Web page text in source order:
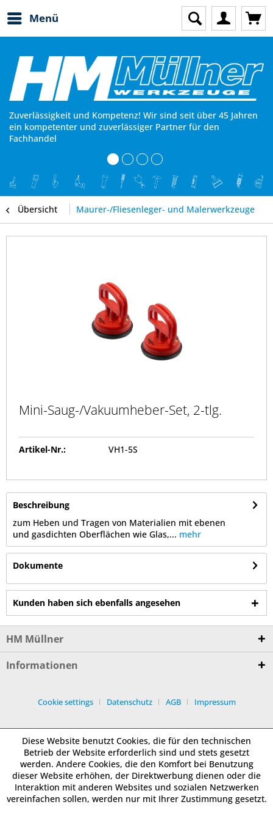
Menü
Zuverlässigkeit und Kompetenz! Wir sind seit über 45 Jahren
ein kompetenter und zuverlässiger Partner für den
Fachhandel
Übersicht Maurer-/Fliesenleger- und Malerwerkzeuge
Mini-Saug-/Vakuumheber-Set, 2-tlg.
Artikel-Nr.: VH1-5S
Beschreibung
zum Heben und Tragen von Materialien mit ebenen
und gasdichten Oberflächen wie Glas,... mehr
Dokumente
Kunden haben sich ebenfalls angesehen
HM Müllner
Informationen
Cookie settings Datenschutz AGB Impressum
Diese Website benutzt Cookies, die für den technischen
Betrieb der Website erforderlich sind und stets gesetzt
werden. Andere Cookies, die den Komfort bei Benutzung
dieser Website erhöhen, der Direktwerbung dienen oder die
Interaktion mit anderen Websites und sozialen Netzwerken
vereinfachen sollen, werden nur mit Ihrer Zustimmung gesetzt.